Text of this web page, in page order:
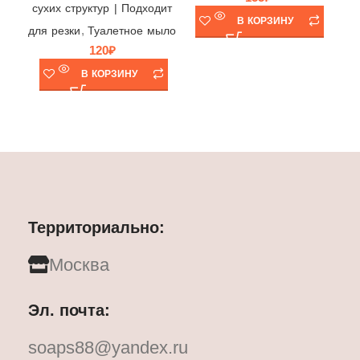
сухих структур | Подходит
для резки, Туалетное мыло
120₽
В КОРЗИНУ
В КОРЗИНУ
Территориально:
Москва
Эл. почта:
soaps88@yandex.ru